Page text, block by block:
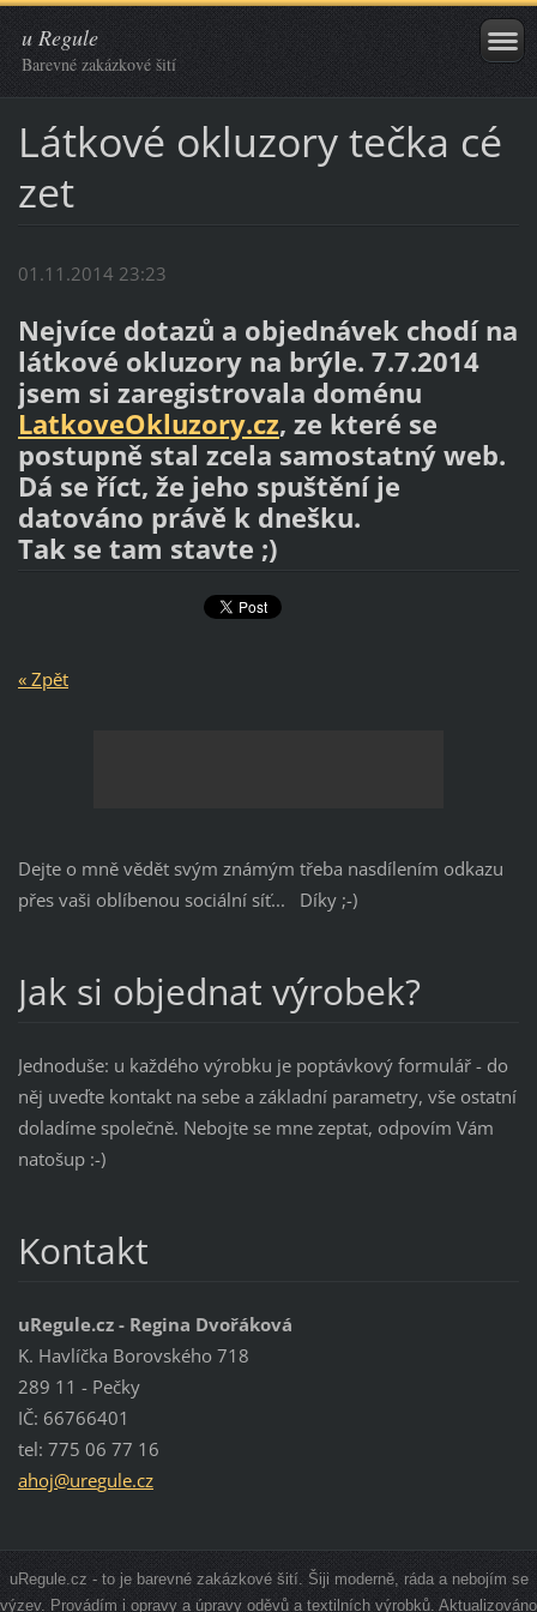
u Regule
Barevné zakázkové šití
Látkové okluzory tečka cé
zet
01.11.2014 23:23
Nejvíce dotazů a objednávek chodí na
látkové okluzory na brýle. 7.7.2014
jsem si zaregistrovala doménu
LatkoveOkluzory.cz, ze které se
postupně stal zcela samostatný web.
Dá se říct, že jeho spuštění je
datováno právě k dnešku.
Tak se tam stavte ;)
« Zpět
Dejte o mně vědět svým známým třeba nasdílením odkazu
přes vaši oblíbenou sociální síť... Díky ;-)
Jak si objednat výrobek?
Jednoduše: u každého výrobku je poptávkový formulář - do
něj uveďte kontakt na sebe a základní parametry, vše ostatní
doladíme společně. Nebojte se mne zeptat, odpovím Vám
natošup :-)
Kontakt
uRegule.cz - Regina Dvořáková
K. Havlíčka Borovského 718
289 11 - Pečky
IČ: 66766401
tel: 775 06 77 16
ahoj@uregule.cz
uRegule.cz - to je barevné zakázkové šití. Šiji moderně, ráda a nebojím se
výzev. Provádím i opravy a úpravy oděvů a textilních výrobků. Aktualizováno